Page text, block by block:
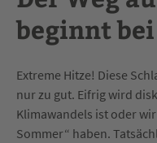
beginnt
Extreme Hitze! Diese
nur zu gut. Eifrig wird
Klimawandels ist oder
Sommer“ haben.